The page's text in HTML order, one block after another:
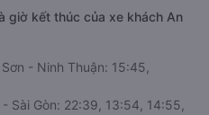
giờ kết thúc của xe khách An
- Ninh Thuận: 15:45,
Sài Gòn: 22:39, 13:54, 14:55,